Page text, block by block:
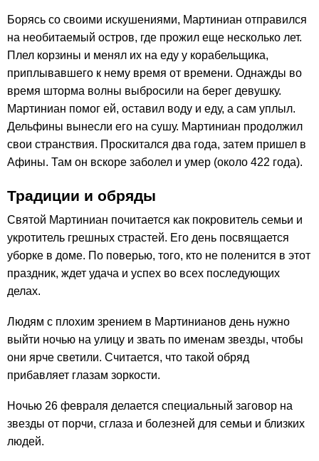
Борясь со своими искушениями, Мартиниан отправился
на необитаемый остров, где прожил еще несколько лет.
Плел корзины и менял их на еду у корабельщика,
приплывавшего к нему время от времени. Однажды во
время шторма волны выбросили на берег девушку.
Мартиниан помог ей, оставил воду и еду, а сам уплыл.
Дельфины вынесли его на сушу. Мартиниан продолжил
свои странствия. Проскитался два года, затем пришел в
Афины. Там он вскоре заболел и умер (около 422 года).
Традиции и обряды
Святой Мартиниан почитается как покровитель семьи и
укротитель грешных страстей. Его день посвящается
уборке в доме. По поверью, того, кто не поленится в этот
праздник, ждет удача и успех во всех последующих
делах.
Людям с плохим зрением в Мартинианов день нужно
выйти ночью на улицу и звать по именам звезды, чтобы
они ярче светили. Считается, что такой обряд
прибавляет глазам зоркости.
Ночью 26 февраля делается специальный заговор на
звезды от порчи, сглаза и болезней для семьи и близких
людей.